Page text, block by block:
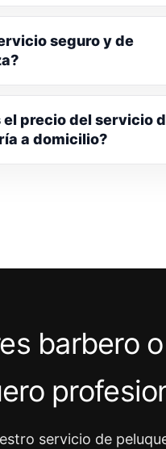
seguro y de
el precio del servicio
a domicilio?
barbero o
servicio de